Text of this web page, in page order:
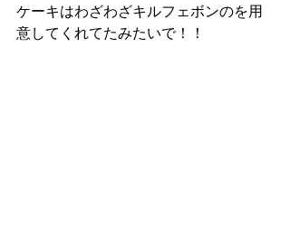
ケーキはわざわざキルフェボンのを用
意してくれてたみたいで！！